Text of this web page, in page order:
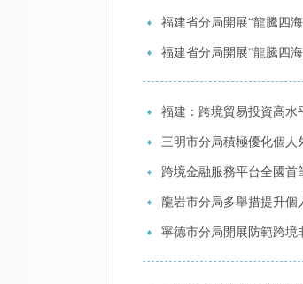
福建省分局開展“龍騰四
福建省分局開展“龍騰四
福建：跨境貿易投資高水
三明市分局積極優化個人
跨境金融服務平台全國
龍岩市分局多舉措提升個
寧德市分局開展防範跨境